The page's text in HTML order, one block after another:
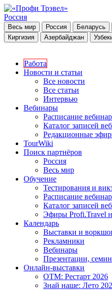
Россия
Весь мир Россия Беларусь
Киргизия
Азербайджан
Работа
Новости и статьи
Все новости
Все статьи
Интервью
Вебинары
Расписание
Каталог записей
Редакционные
TourWiki
Поиск партнёров
Россия
Весь мир
Обучение
Тестирования и
Расписание
Каталог записей
Эфиры Profi.Travel
Календарь
Выставки и
Рекламники
Вебинары
Презентации,
Онлайн-выставки
OTM: Рестарт 2026
Знай наше: Лето